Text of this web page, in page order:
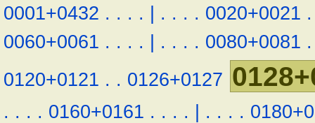
0001+0432 . . . . | . . . . 0020+0021 .
0060+0061 . . . . | . . . . 0080+0081 .
0120+0121 . . 0126+0127
. . . . 0160+0161 . . . . | . . . .